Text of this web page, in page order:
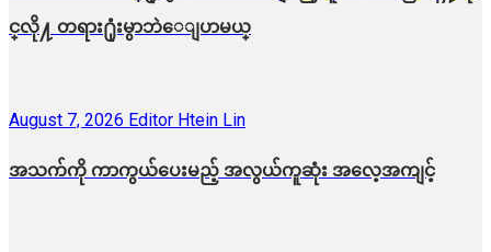
င္​လို႔ တရား႐ုံးမွာဘဲေျပာမယ္​
August 7, 2026 Editor Htein Lin
အသက်ကို ကာကွယ်ပေးမည့် အလွယ်ကူဆုံး အလေ့အကျင့်